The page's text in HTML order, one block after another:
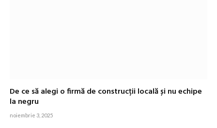
De ce să alegi o firmă de construcții locală și nu echipe
la negru
noiembrie 3, 2025